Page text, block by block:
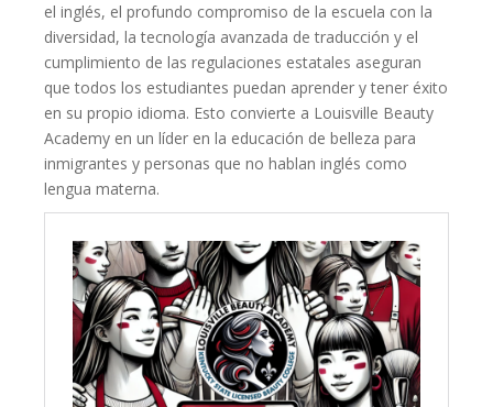
el inglés, el profundo compromiso de la escuela con la
diversidad, la tecnología avanzada de traducción y el
cumplimiento de las regulaciones estatales aseguran
que todos los estudiantes puedan aprender y tener éxito
en su propio idioma. Esto convierte a Louisville Beauty
Academy en un líder en la educación de belleza para
inmigrantes y personas que no hablan inglés como
lengua materna.